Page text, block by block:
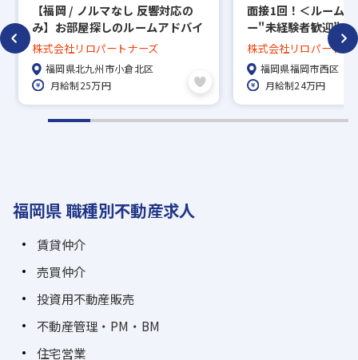
【福岡 / ノルマなし 反響対応の
み】お部屋探しのルームアドバイ
ザー（賃貸仲介）/ 未経験・第二
新卒歓迎！
株式会社リロパートナーズ
福岡県北九州市小倉北区
月給制25万円
面接1回！＜ルーム
ー"未経験者歓迎”
ム上場グループ★年
★ 姪浜南店
株式会社リロパートナ
福岡県福岡市西区
月給制24万円
福岡県 職種別不動産求人
賃貸仲介
売買仲介
投資用不動産販売
不動産管理・PM・BM
住宅営業